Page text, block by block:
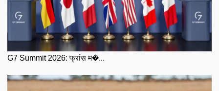
G7 Summit 2026: फ्रांस म�...